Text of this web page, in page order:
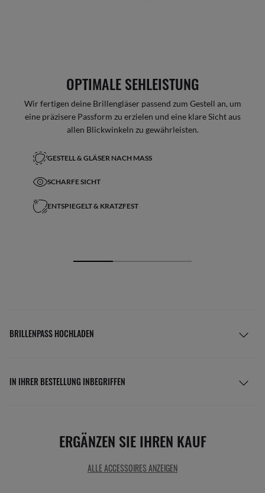
OPTIMALE SEHLEISTUNG
Wir fertigen deine Brillengläser passend zum Gestell an, um
eine präzisere Passform zu erzielen und eine klare Sicht aus
allen Blickwinkeln zu gewährleisten.
GESTELL & GLÄSER NACH MASS
SCHARFE SICHT
ENTSPIEGELT & KRATZFEST
BRILLENPASS HOCHLADEN
IN IHRER BESTELLUNG INBEGRIFFEN
ERGÄNZEN SIE IHREN KAUF
ALLE ACCESSOIRES ANZEIGEN